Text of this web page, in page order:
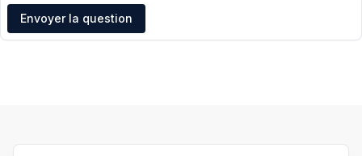
Adresse e-mail
Envoyer la question